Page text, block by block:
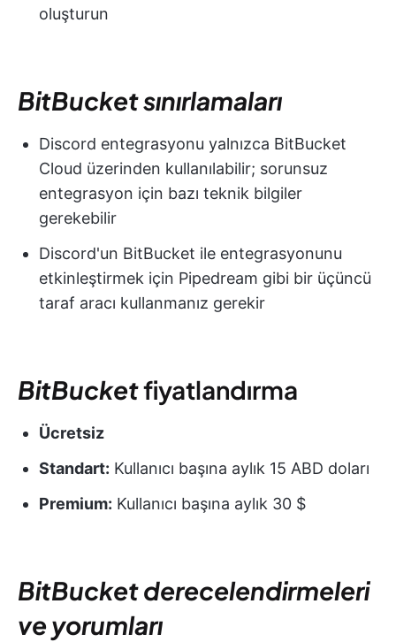
oluşturun
BitBucket sınırlamaları
Discord entegrasyonu yalnızca BitBucket
Cloud üzerinden kullanılabilir; sorunsuz
entegrasyon için bazı teknik bilgiler
gerekebilir
Discord'un BitBucket ile entegrasyonunu
etkinleştirmek için Pipedream gibi bir üçüncü
taraf aracı kullanmanız gerekir
BitBucketfiyatlandırma
Ücretsiz
Standart: Kullanıcı başına aylık 15 ABD doları
Premium: Kullanıcı başına aylık 30 $
BitBucket derecelendirmeleri
ve yorumları